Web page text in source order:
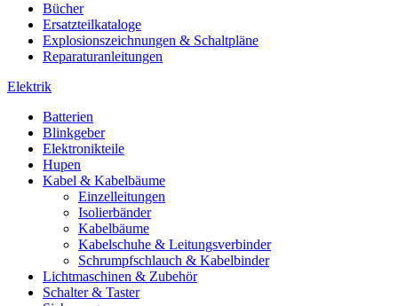
Bücher
Ersatzteilkataloge
Explosionszeichnungen & Schaltpläne
Reparaturanleitungen
Elektrik
Batterien
Blinkgeber
Elektronikteile
Hupen
Kabel & Kabelbäume
Einzelleitungen
Isolierbänder
Kabelbäume
Kabelschuhe & Leitungsverbinder
Schrumpfschlauch & Kabelbinder
Lichtmaschinen & Zubehör
Schalter & Taster